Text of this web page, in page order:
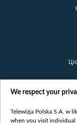
We respect your
Telewizja Polska S.A. w
when you visit individual